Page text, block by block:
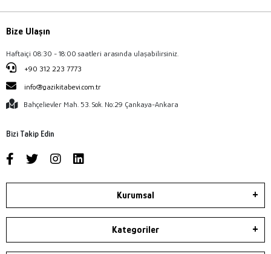
Bize Ulaşın
Haftaiçi 08:30 - 18:00 saatleri arasında ulaşabilirsiniz.
+90 312 223 7773
info@gazikitabevi.com.tr
Bahçelievler Mah. 53. Sok. No:29 Çankaya-Ankara
Bizi Takip Edin
Kurumsal
Kategoriler